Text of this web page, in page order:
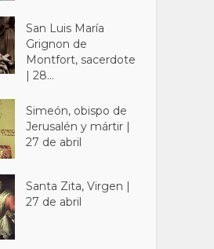
San Luis María
Grignon de
Montfort, sacerdote
| 28...
Simeón, obispo de
Jerusalén y mártir |
27 de abril
Santa Zita, Virgen |
27 de abril